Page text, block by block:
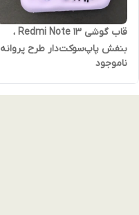
قاب گوشی Redmi Note 13 ،
بنفش پاپ‌سوکت‌دار طرح پروانه
| قاب پفکی فانتزی ردمی نوت 13
ناموجود